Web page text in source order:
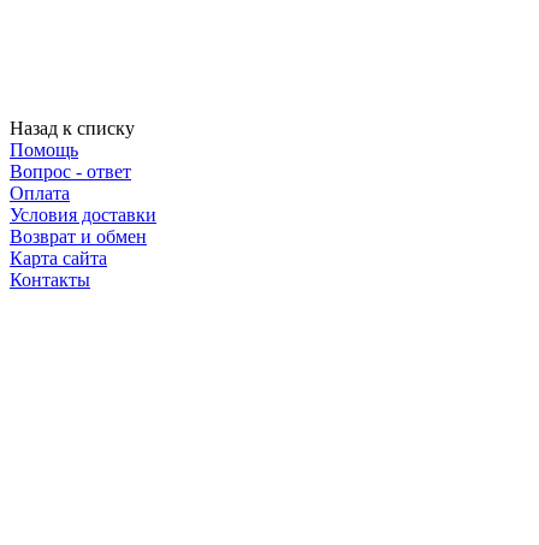
Назад к списку
Помощь
Вопрос - ответ
Оплата
Условия доставки
Возврат и обмен
Карта сайта
Контакты